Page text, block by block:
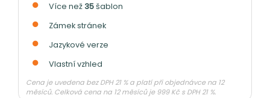
Více než 35šablon
Zámek stránek
Jazykové verze
Vlastní vzhled
Cena je uvedena bez DPH 21 % a platí při objednávce na 12
měsíců. Celková cena na 12 měsíců je 999 Kč s DPH 21 %.